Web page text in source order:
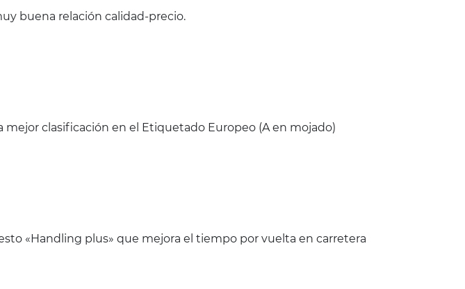
buena relación calidad-precio.
clasificación en el Etiquetado Europeo (A en mojado)
«Handling plus» que mejora el tiempo por vuelta en carretera